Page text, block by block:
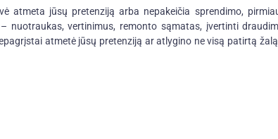
atmeta jūsų pretenziją arba nepakeičia sprendimo,
nuotraukas, vertinimus, remonto sąmatas, įvertinti
atmetė jūsų pretenziją ar atlygino ne visą patirtą